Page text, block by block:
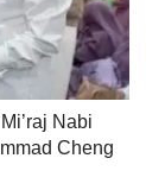
Nabi
Cheng